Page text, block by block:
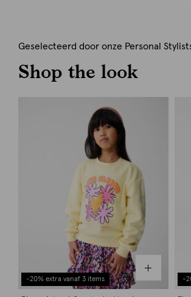
Geselecteerd door onze Personal
Shop the look
-20% extra vanaf 3 items -